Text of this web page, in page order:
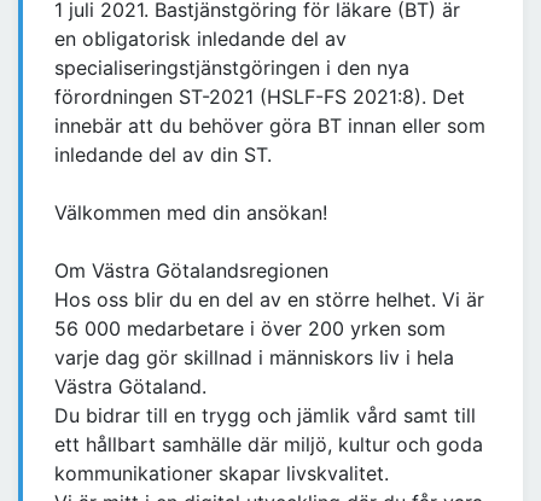
1 juli 2021. Bastjänstgöring för läkare (BT) är
en obligatorisk inledande del av
specialiseringstjänstgöringen i den nya
förordningen ST-2021 (HSLF-FS 2021:8). Det
innebär att du behöver göra BT innan eller som
inledande del av din ST.
Välkommen med din ansökan!
Om Västra Götalandsregionen
Hos oss blir du en del av en större helhet. Vi är
56 000 medarbetare i över 200 yrken som
varje dag gör skillnad i människors liv i hela
Västra Götaland.
Du bidrar till en trygg och jämlik vård samt till
ett hållbart samhälle där miljö, kultur och goda
kommunikationer skapar livskvalitet.